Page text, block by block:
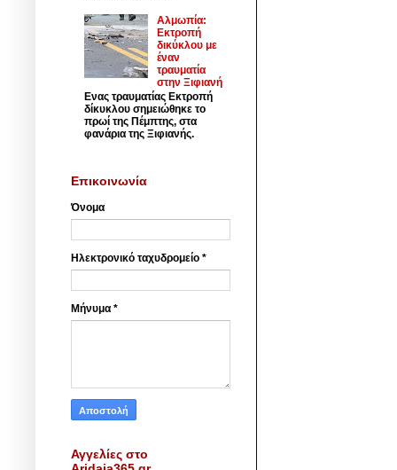
Αλμωπία:
Εκτροπή
δικύκλου με
έναν
τραυματία
στην Ξιφιανή
Ενας τραυματίας Εκτροπή
δίκυκλου σημειώθηκε το
πρωί της Πέμπτης, στα
φανάρια της Ξιφιανής.
Επικοινωνία
Όνομα
Ηλεκτρονικό ταχυδρομείο *
Μήνυμα *
Αγγελίες στο